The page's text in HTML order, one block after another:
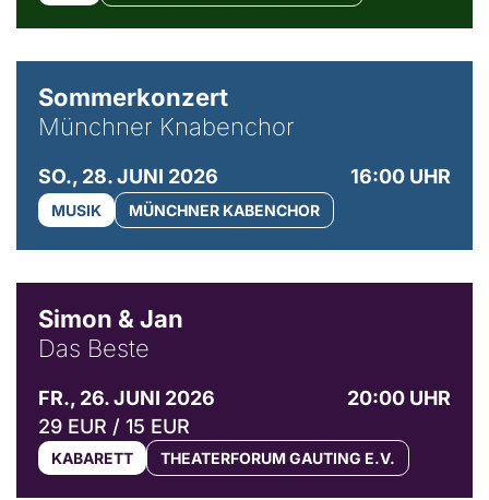
Sommerkonzert
Münchner Knabenchor
SO., 28. JUNI 2026 16:00 UHR
MUSIK MÜNCHNER KABENCHOR
Simon & Jan
Das Beste
FR., 26. JUNI 2026
20:00 UHR
29 EUR / 15 EUR
KABARETT THEATERFORUM GAUTING E.V.